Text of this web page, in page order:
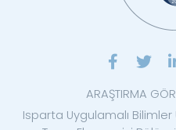
ARAŞTIRMA
Isparta Uygulamalı